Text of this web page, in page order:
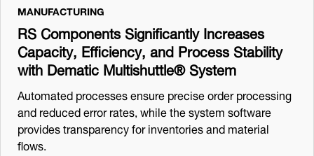
MANUFACTURING
RS Components Significantly Increases
Capacity, Efficiency, and Process Stability
with Dematic Multishuttle® System
Automated processes ensure precise order processing
and reduced error rates, while the system software
provides transparency for inventories and material
flows.